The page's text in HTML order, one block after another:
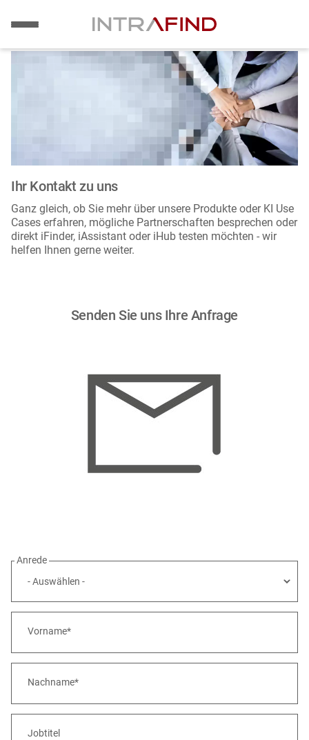
Bild
Ihr Kontakt zu uns
Ganz gleich, ob Sie mehr über unsere Produkte oder KI Use
Cases erfahren, mögliche Partnerschaften besprechen oder
direkt iFinder, iAssistant oder iHub testen möchten - wir
helfen Ihnen gerne weiter.
Senden Sie uns Ihre Anfrage
Anrede
Vorname*
Nachname*
Jobtitel